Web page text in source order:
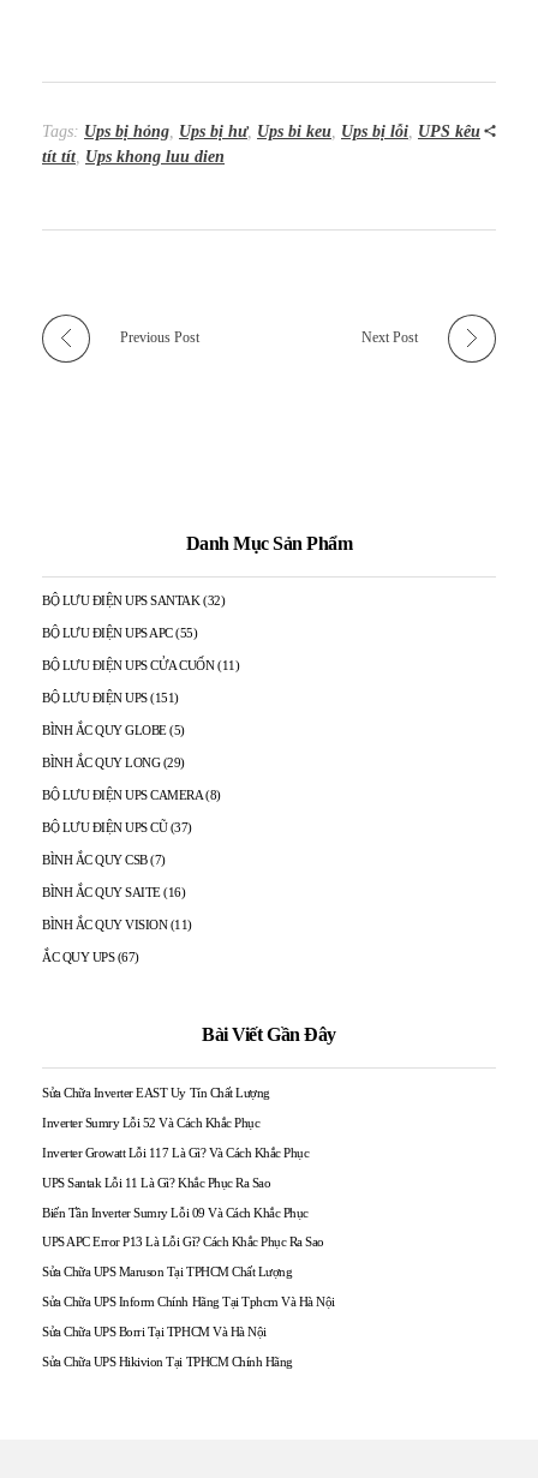
Tags: Ups bị hỏng, Ups bị hư, Ups bi keu, Ups bị lỗi, UPS kêu
tít tít, Ups khong luu dien
Previous Post Next Post
Danh Mục Sản Phẩm
BỘ LƯU ĐIỆN UPS SANTAK (32)
BỘ LƯU ĐIỆN UPS APC (55)
BỘ LƯU ĐIỆN UPS CỬA CUỐN (11)
BỘ LƯU ĐIỆN UPS (151)
BÌNH ẮC QUY GLOBE (5)
BÌNH ẮC QUY LONG (29)
BỘ LƯU ĐIỆN UPS CAMERA (8)
BỘ LƯU ĐIỆN UPS CŨ (37)
BÌNH ẮC QUY CSB (7)
BÌNH ẮC QUY SAITE (16)
BÌNH ẮC QUY VISION (11)
ẮC QUY UPS (67)
Bài Viết Gần Đây
Sửa Chữa Inverter EAST Uy Tín Chất Lượng
Inverter Sumry Lỗi 52 Và Cách Khắc Phục
Inverter Growatt Lỗi 117 Là Gì? Và Cách Khắc Phục
UPS Santak Lỗi 11 Là Gì? Khắc Phục Ra Sao
Biến Tần Inverter Sumry Lỗi 09 Và Cách Khắc Phục
UPS APC Error P13 Là Lỗi Gì? Cách Khắc Phục Ra Sao
Sửa Chữa UPS Maruson Tại TPHCM Chất Lượng
Sửa Chữa UPS Inform Chính Hãng Tại Tphcm Và Hà Nội
Sửa Chữa UPS Borri Tại TPHCM Và Hà Nội
Sửa Chữa UPS Hikivion Tại TPHCM Chính Hãng